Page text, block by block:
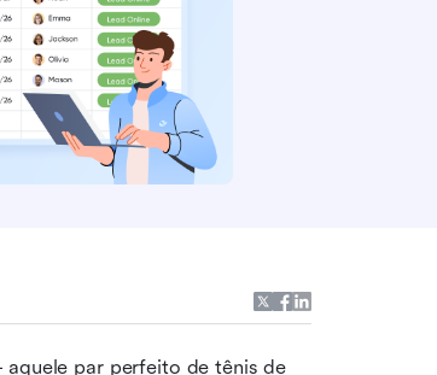
aquele par perfeito de tênis de